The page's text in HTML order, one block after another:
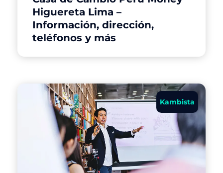
Higuereta Lima –
Información, dirección,
teléfonos y más
Kambista